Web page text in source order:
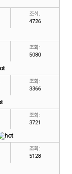
조회:
4726
조회:
5080
조회:
3366
조회:
3721
조회:
5128